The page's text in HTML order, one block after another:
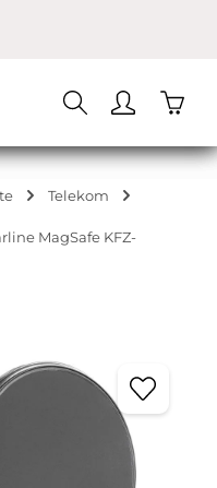
Telekom
MagSafe KFZ-